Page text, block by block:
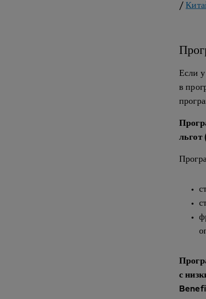
/
Если
в
с